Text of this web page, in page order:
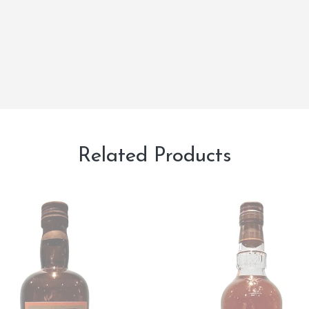
Related Products